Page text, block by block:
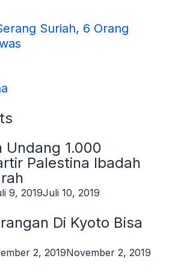
Suriah, 6 Orang
Undang 1.000
Palestina Ibadah
9, 2019Juli 10, 2019
Di Kyoto Bisa
2, 2019November 2, 2019